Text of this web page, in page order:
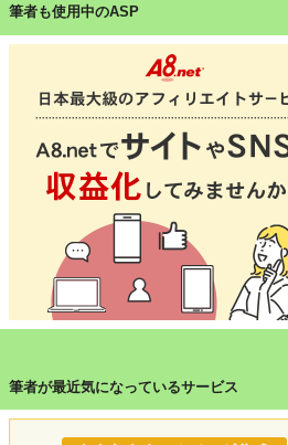
筆者も使用中のASP
筆者が最近気になっているサービス